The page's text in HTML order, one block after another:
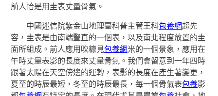
前人恰是用圭表丈量骨氣。
中國迷信院紫金山地理臺科普主管王科包養網超先
容，圭表是由南端豎直的一個表，以及南北程度放置的圭
面所組成。前人應用吹糠見包養網米的一個景象，應用在
午時丈量表影的長度來丈量骨氣。我們會留意到一年四時
跟著太陽在天空傍邊的運轉，表影的長度在產生著變更，
夏至的時辰最短，冬至的時辰最長，每一個骨氣表包養影